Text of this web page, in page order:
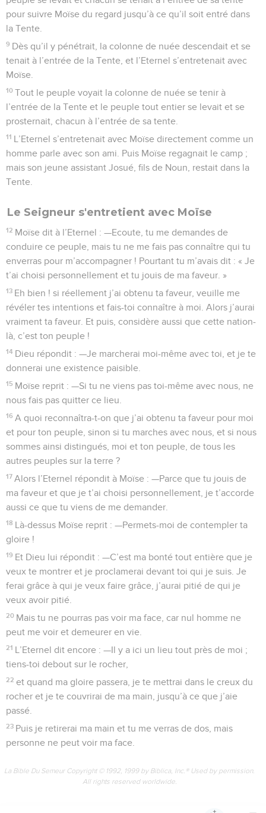
pour suivre Moïse du regard jusqu’à ce qu’il soit entré dans
la Tente.
9 Dès qu’il y pénétrait, la colonne de nuée descendait et se
tenait à l’entrée de la Tente, et l’Eternel s’entretenait avec
Moïse.
10 Tout le peuple voyait la colonne de nuée se tenir à
l’entrée de la Tente et le peuple tout entier se levait et se
prosternait, chacun à l’entrée de sa tente.
11 L’Eternel s’entretenait avec Moïse directement comme un
homme parle avec son ami. Puis Moïse regagnait le camp ;
mais son jeune assistant Josué, fils de Noun, restait dans la
Tente.
Le Seigneur s'entretient avec Moïse
12 Moïse dit à l’Eternel : —Ecoute, tu me demandes de
conduire ce peuple, mais tu ne me fais pas connaître qui tu
enverras pour m’accompagner ! Pourtant tu m’avais dit : « Je
t’ai choisi personnellement et tu jouis de ma faveur. »
13 Eh bien ! si réellement j’ai obtenu ta faveur, veuille me
révéler tes intentions et fais-toi connaître à moi. Alors j’aurai
vraiment ta faveur. Et puis, considère aussi que cette nation-
là, c’est ton peuple !
14 Dieu répondit : —Je marcherai moi-même avec toi, et je te
donnerai une existence paisible.
15 Moïse reprit : —Si tu ne viens pas toi-même avec nous, ne
nous fais pas quitter ce lieu.
16 A quoi reconnaîtra-t-on que j’ai obtenu ta faveur pour moi
et pour ton peuple, sinon si tu marches avec nous, et si nous
sommes ainsi distingués, moi et ton peuple, de tous les
autres peuples sur la terre ?
17 Alors l’Eternel répondit à Moïse : —Parce que tu jouis de
ma faveur et que je t’ai choisi personnellement, je t’accorde
aussi ce que tu viens de me demander.
18 Là-dessus Moïse reprit : —Permets-moi de contempler ta
gloire !
19 Et Dieu lui répondit : —C’est ma bonté tout entière que je
veux te montrer et je proclamerai devant toi qui je suis. Je
ferai grâce à qui je veux faire grâce, j’aurai pitié de qui je
veux avoir pitié.
20 Mais tu ne pourras pas voir ma face, car nul homme ne
peut me voir et demeurer en vie.
21 L’Eternel dit encore : —Il y a ici un lieu tout près de moi ;
tiens-toi debout sur le rocher,
22 et quand ma gloire passera, je te mettrai dans le creux du
rocher et je te couvrirai de ma main, jusqu’à ce que j’aie
passé.
23 Puis je retirerai ma main et tu me verras de dos, mais
personne ne peut voir ma face.
La Bible Du Semeur Copyright © 1992, 1999 by Biblica, Inc.® Used by permission.
All rights reserved worldwide.